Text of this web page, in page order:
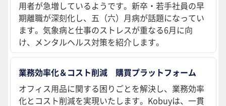
用者が急増しているようです。新卒・若手社員の早
期離職が深刻化し、五（六）月病が話題になってい
ます。気象病と仕事のストレスが重なる6月に向
け、メンタルヘルス対策を紹介します。
業務効率化＆コスト削減 購買プラットフォーム
オフィス用品に関する困りごとを解決し、業務効率
化とコスト削減を実現いたします。Kobuyは、一貫